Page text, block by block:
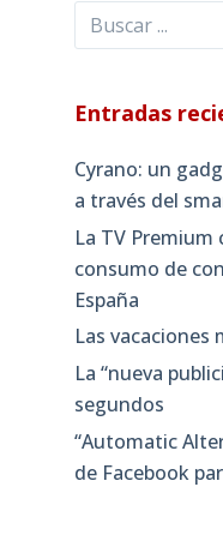
Buscar
Entradas
Cyrano: un
a través del
La TV Premium
consumo de
España
Las vacaciones
La “nueva
segundos
“Automatic
de Facebook